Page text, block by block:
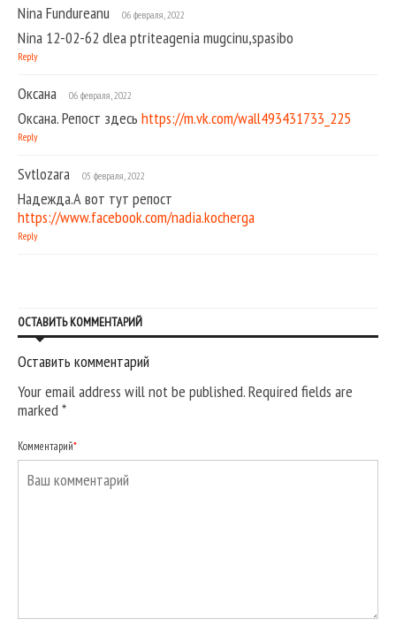
Nina Fundureanu 06 февраля, 2022
Nina 12-02-62 dlea ptriteagenia mugcinu,spasibo
Reply
Оксана 06 февраля, 2022
Оксана. Репост здесь https://m.vk.com/wall493431733_225
Reply
Svtlozara 05 февраля, 2022
Надежда.А вот тут репост
https://www.facebook.com/nadia.kocherga
Reply
ОСТАВИТЬ КОММЕНТАРИЙ
Оставить комментарий
Your email address will not be published. Required fields are
marked*
Комментарий*